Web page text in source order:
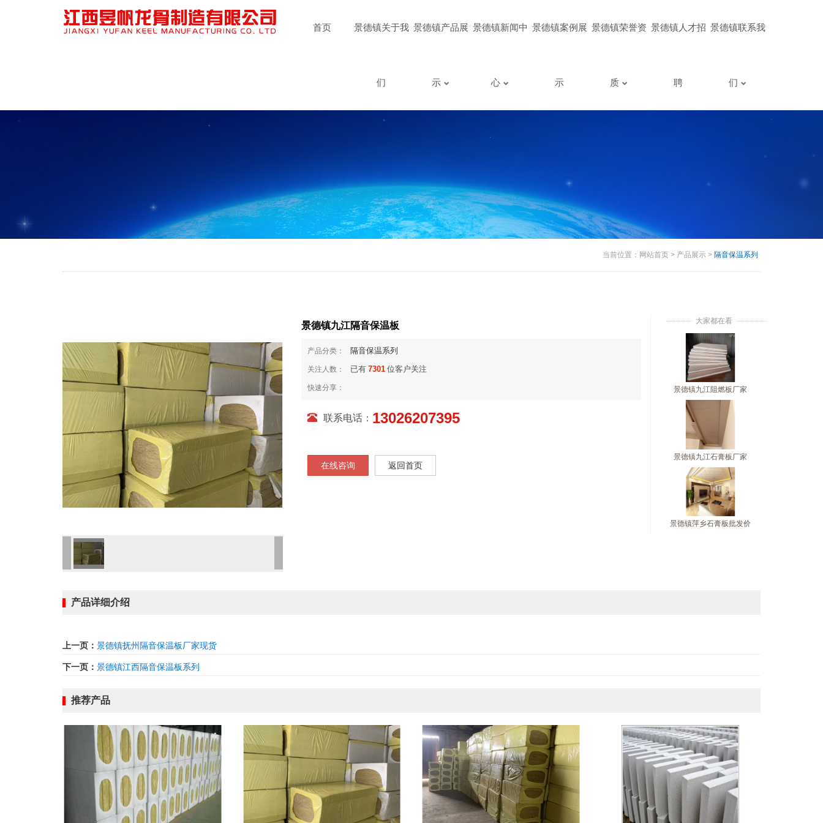
首页 景德镇关于我
们
景德镇产品展
示
景德镇新闻中
心
景德镇案例展
示
景德镇荣誉资
质
景德镇人才招
聘
景德镇联系我
们
当前位置： 网站首页 > 产品展示 > 隔音保温系列
景德镇九江隔音保温板
产品分类： 隔音保温系列
关注人数： 已有 7301 位客户关注
快速分享：
联系电话： 13026207395
在线咨询 返回首页
大家都在看
景德镇九江阻燃板厂家
景德镇九江石膏板厂家
景德镇萍乡石膏板批发价
产品详细介绍
上一页： 景德镇抚州隔音保温板厂家现货
下一页： 景德镇江西隔音保温板系列
推荐产品